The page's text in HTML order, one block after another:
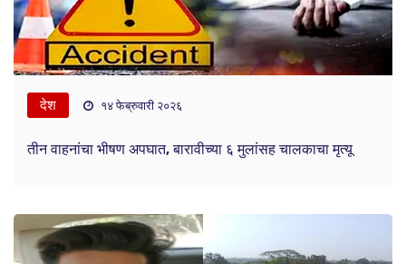
देश १४ फेब्रुवारी २०२६
तीन वाहनांचा भीषण अपघात, बारावीच्या ६ मुलांसह चालकाचा मृत्यू